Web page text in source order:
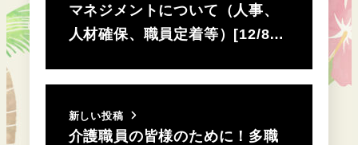
マネジメントについて（人事、
人材確保、職員定着等）[12/8…
新しい投稿
介護職員の皆様のために！多職